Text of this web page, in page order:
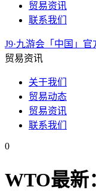
贸易资讯
联系我们
J9·九游会「中国」官
贸易资讯
关于我们
贸易动态
贸易资讯
联系我们
0
WTO最新